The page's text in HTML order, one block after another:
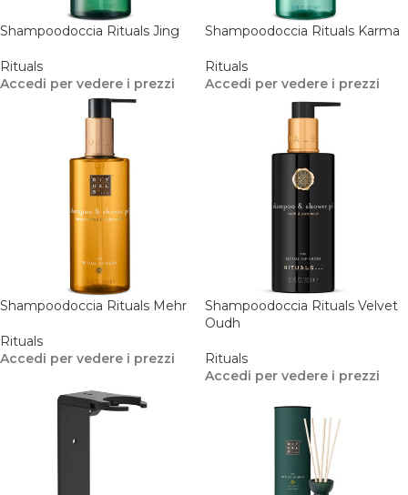
Shampoodoccia Rituals Jing
Rituals
Accedi per vedere i prezzi
Shampoodoccia Rituals Karma
Rituals
Accedi per vedere i prezzi
Shampoodoccia Rituals Mehr
Rituals
Accedi per vedere i prezzi
Shampoodoccia Rituals Velvet
Oudh
Rituals
Accedi per vedere i prezzi